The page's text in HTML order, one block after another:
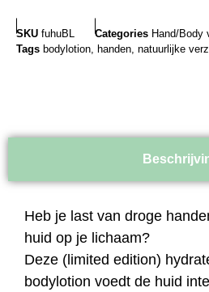
SKU fuhuBL Categories Hand/Body
Tags bodylotion, handen, natuurlijke
Heb je last van droge
huid op je lichaam?
Deze (limited edition)
bodylotion voedt de huid